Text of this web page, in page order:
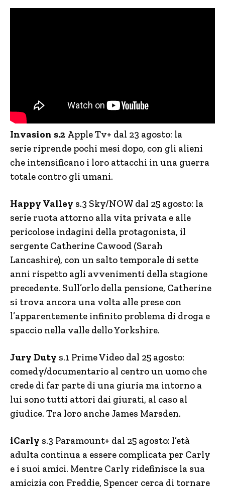
Invasion s.2 Apple Tv+ dal 23 agosto: la
serie riprende pochi mesi dopo, con gli alieni
che intensificano i loro attacchi in una guerra
totale contro gli umani.
Happy Valley s.3 Sky/NOW dal 25 agosto: la
serie ruota attorno alla vita privata e alle
pericolose indagini della protagonista, il
sergente Catherine Cawood (Sarah
Lancashire), con un salto temporale di sette
anni rispetto agli avvenimenti della stagione
precedente. Sull’orlo della pensione, Catherine
si trova ancora una volta alle prese con
l’apparentemente infinito problema di droga e
spaccio nella valle dello Yorkshire.
Jury Duty s.1 Prime Video dal 25 agosto:
comedy/documentario al centro un uomo che
crede di far parte di una giuria ma intorno a
lui sono tutti attori dai giurati, al caso al
giudice. Tra loro anche James Marsden.
iCarly s.3 Paramount+ dal 25 agosto: l’età
adulta continua a essere complicata per Carly
e i suoi amici. Mentre Carly ridefinisce la sua
amicizia con Freddie, Spencer cerca di tornare